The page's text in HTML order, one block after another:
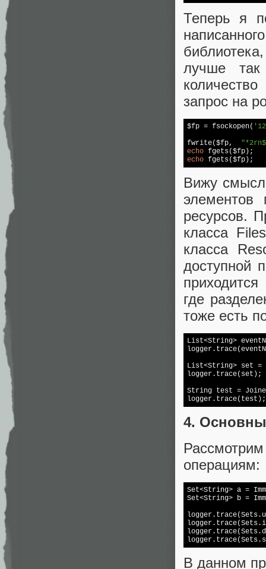
Теперь я
лучше
запрос на
$fp = fsockopen(
fwrite($fp,
echo
echo
Вижу смысл
элементов
ресурсов.
класса
класса
доступной
где
тоже есть
List<String>
List<String> set
logger.trace(set);
String test =
4.
операциям:
Set<String> a =
Set<String> b =
В данном